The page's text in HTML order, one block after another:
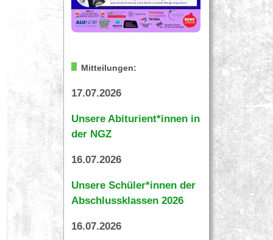
Mitteilungen:
17.07.2026
Unsere Abiturient*innen in
der NGZ
16.07.2026
Unsere Schüler*innen der
Abschlussklassen 2026
16.07.2026